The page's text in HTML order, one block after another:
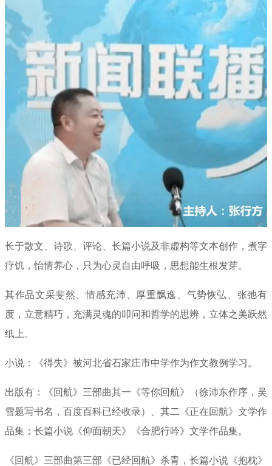
长于散文、诗歌、评论、长篇小说及非虚构等文本创作，煮字
疗饥，怡情养心，只为心灵自由呼吸，思想能生根发芽。
其作品文采斐然、情感充沛、厚重飘逸、气势恢弘、张弛有
度，立意精巧，充满灵魂的叩问和哲学的思辨，立体之美跃然
纸上。
小说：《得失》被河北省石家庄市中学作为作文教例学习。
出版有：《回航》三部曲其一《等你回航》（徐沛东作序，吴
雪题写书名，百度百科已经收录）、其二《正在回航》文学作
品集；长篇小说《仰面朝天》《合肥行吟》文学作品集。
《回航》三部曲第三部《已经回航》杀青，长篇小说《抱枕》